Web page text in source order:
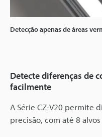
Detecção apenas de áreas
Detecte diferenças de
facilmente
A Série CZ-V20 permite
precisão, com até 8